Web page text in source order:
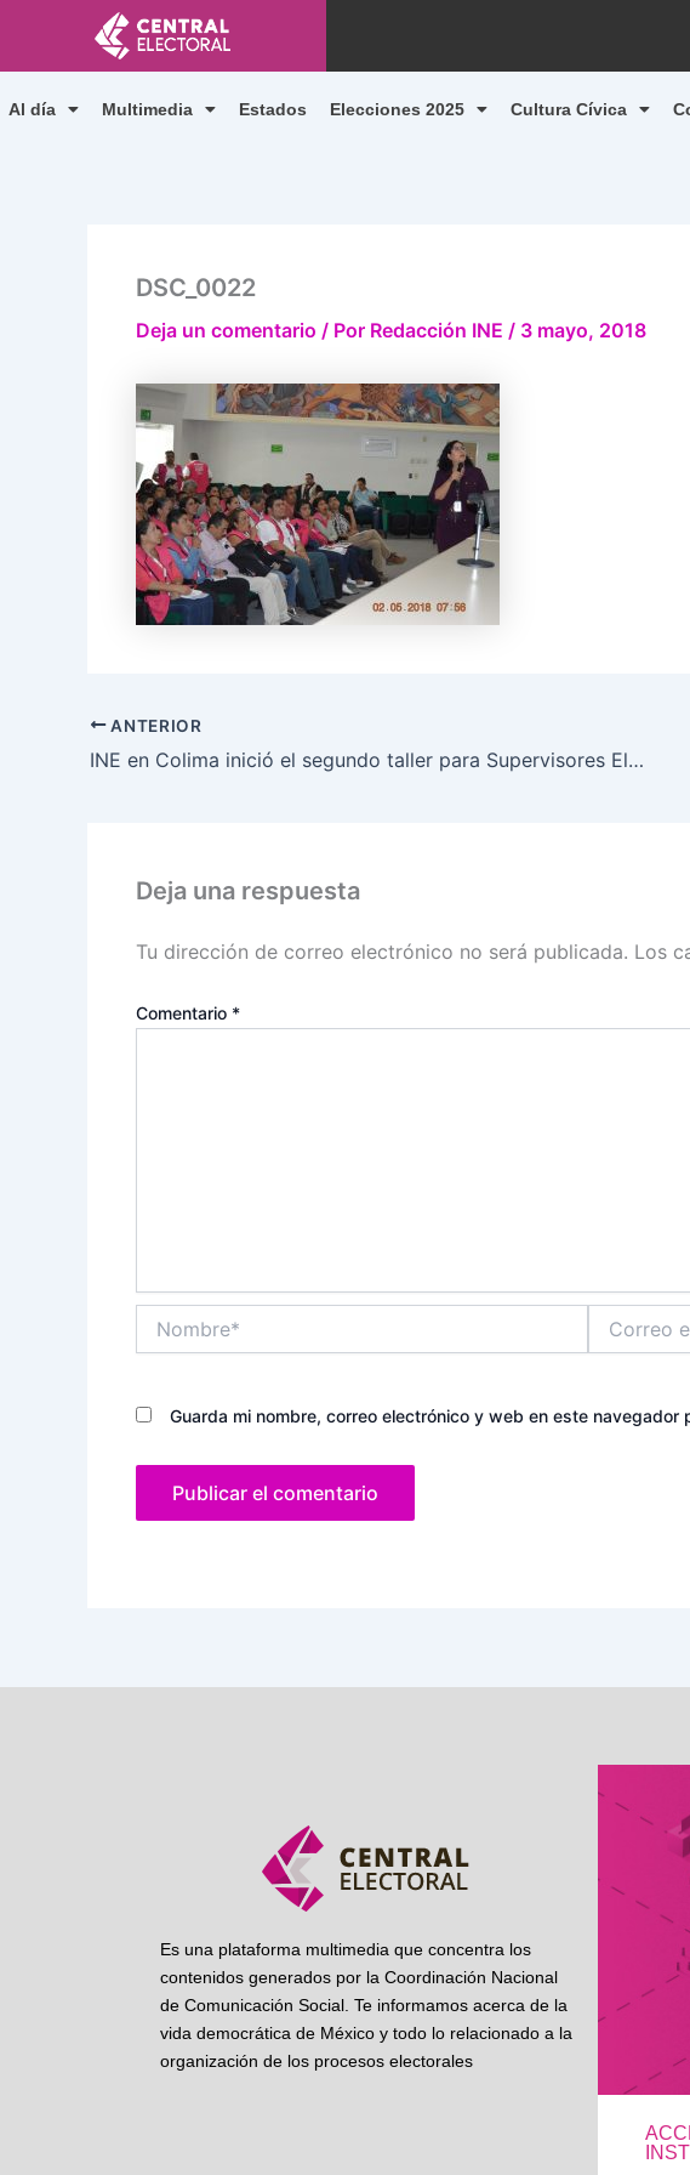
contenido
Al día Multimedia Estados Elecciones 2025 Cultura Cívica
DSC_0022
Deja un comentario / Por Redacción INE / 3 mayo, 2018
ANTERIOR
INE en Colima inició el segundo taller para Supervisores Electorales y Capacitadores Asistentes Electorales
Deja una respuesta
Tu dirección de correo electrónico no será publicada. Los
Comentario *
electrónico*
Guarda mi nombre, correo electrónico y web en este navegador
Es una plataforma multimedia que concentra los
contenidos generados por la Coordinación Nacional
de Comunicación Social. Te informamos acerca de la
vida democrática de México y todo lo relacionado a la
organización de los procesos electorales